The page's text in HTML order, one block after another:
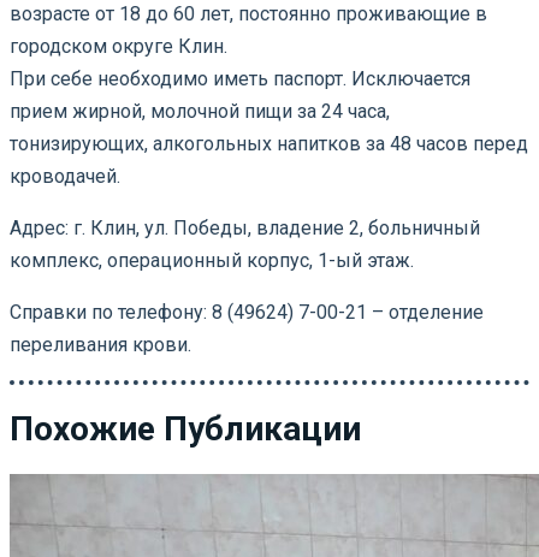
возрасте от 18 до 60 лет, постоянно проживающие в
городском округе Клин.
При себе необходимо иметь паспорт. Исключается
прием жирной, молочной пищи за 24 часа,
тонизирующих, алкогольных напитков за 48 часов перед
кроводачей.
Адрес: г. Клин, ул. Победы, владение 2, больничный
комплекс, операционный корпус, 1-ый этаж.
Справки по телефону: 8 (49624) 7-00-21 – отделение
переливания крови.
Похожие Публикации